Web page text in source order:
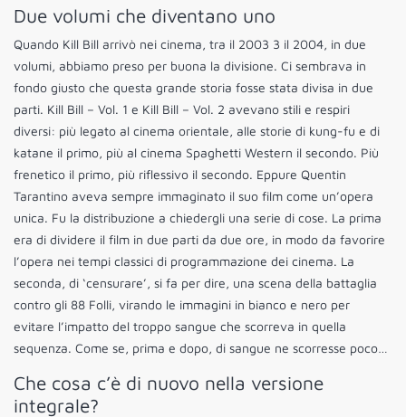
Due volumi che diventano uno
Quando Kill Bill arrivò nei cinema, tra il 2003 3 il 2004, in due
volumi, abbiamo preso per buona la divisione. Ci sembrava in
fondo giusto che questa grande storia fosse stata divisa in due
parti. Kill Bill – Vol. 1 e Kill Bill – Vol. 2 avevano stili e respiri
diversi: più legato al cinema orientale, alle storie di kung-fu e di
katane il primo, più al cinema Spaghetti Western il secondo. Più
frenetico il primo, più riflessivo il secondo. Eppure Quentin
Tarantino aveva sempre immaginato il suo film come un’opera
unica. Fu la distribuzione a chiedergli una serie di cose. La prima
era di dividere il film in due parti da due ore, in modo da favorire
l’opera nei tempi classici di programmazione dei cinema. La
seconda, di ‘censurare’, si fa per dire, una scena della battaglia
contro gli 88 Folli, virando le immagini in bianco e nero per
evitare l’impatto del troppo sangue che scorreva in quella
sequenza. Come se, prima e dopo, di sangue ne scorresse poco…
Che cosa c’è di nuovo nella versione
integrale?